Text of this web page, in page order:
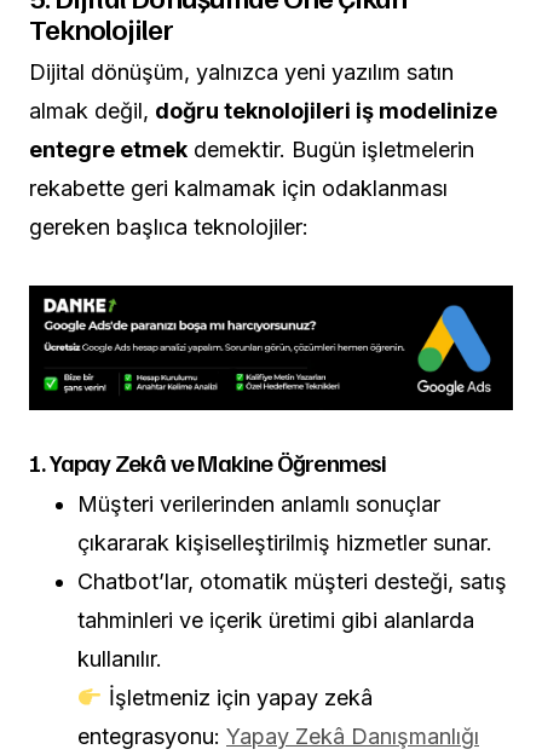
Teknolojiler
Dijital dönüşüm, yalnızca yeni yazılım satın
almak değil, doğru teknolojileri iş modelinize
entegre etmek demektir. Bugün işletmelerin
rekabette geri kalmamak için odaklanması
gereken başlıca teknolojiler:
1. Yapay Zekâ ve Makine Öğrenmesi
Müşteri verilerinden anlamlı sonuçlar
çıkararak kişiselleştirilmiş hizmetler sunar.
Chatbot’lar, otomatik müşteri desteği, satış
tahminleri ve içerik üretimi gibi alanlarda
kullanılır.
İşletmeniz için yapay zekâ
entegrasyonu: Yapay Zekâ Danışmanlığı